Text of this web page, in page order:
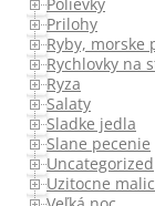
Prilohy
Ryby, morske
Rychlovky na
Ryza
Salaty
Sladke jedla
Slane pecenie
Uncategorized
Uzitocne